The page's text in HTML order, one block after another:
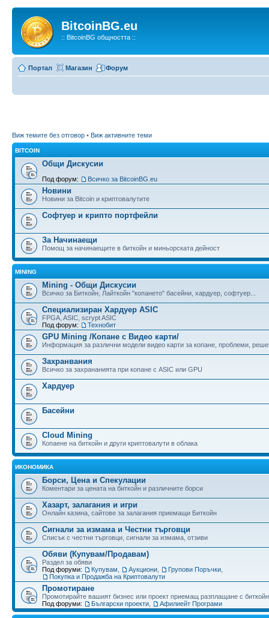
BitcoinBG.eu
:: BitcoinBG общността ::
Портал Магазин Форум
Виж темите без отговор • Виж активните теми
BITCOIN
Общи Дискусии
Под форум: Всичко за BitcoinBG.eu
Новини
Новини за Bitcoin и криптовалутите
Софтуер и крипто портфейли
За Начинаещи
Помощ за начинаещите в биткойн и миньорската дейност
MINING
Mining - Общи Дискусии
Всичко за Биткойн, Лайткойн "копането" басейни, хардуер, софтуер...
Специализиран Хардуер ASIC
FPGA, ASIC, scrypt ASIC
Под форум:
Технобит
GPU Mining /Копане с Видео карти/
Информация за различни модели видео карти за копане, проблеми,
Захранвания
Всичко за захрананията при копане с ASIC или GPU
Хардуер
Басейни
Cloud Mining
Копаене на биткойн и други криптовалути в облака
ИКОНОМИКА
Борси, Цена и Спекулации
Коментари за цената на биткойн и различните борси
Хазарт, залагания и игри
Онлайн казина, сайтове за залагания приемащи Биткойн
Сигнали за измама и Честни търговци
Списък с честни търговци, сигнали за измама, отзиви
Обяви (Купувам/Продавам)
Раздел за обяви
Под форуми:
Купувам Аукциони Групови Поръчки
Покупка и Продажба на Криптовалути
Промотиране
Промотирайте вашият бизнес или проект приемащ разплащане с биткойн
Под форуми:
Български проекти Афилиейт Програми